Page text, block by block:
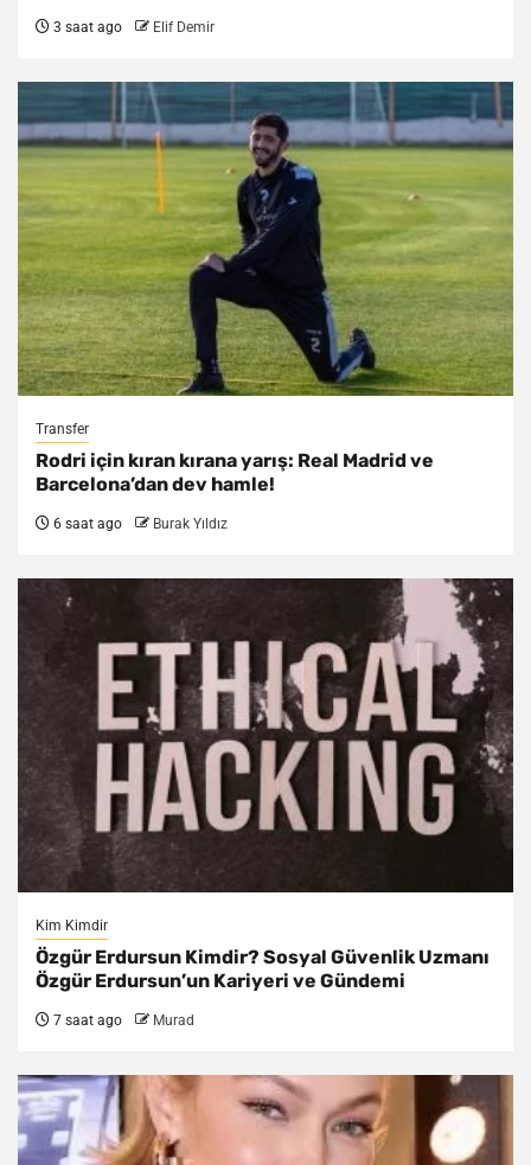
3 saat ago Elif Demir
Transfer
Rodri için kıran kırana yarış: Real Madrid ve
Barcelona’dan dev hamle!
6 saat ago Burak Yıldız
Kim Kimdir
Özgür Erdursun Kimdir? Sosyal Güvenlik Uzmanı
Özgür Erdursun’un Kariyeri ve Gündemi
7 saat ago Murad